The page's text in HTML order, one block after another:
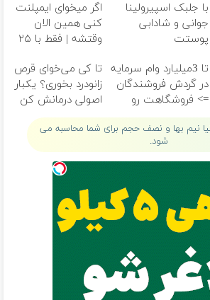
با جلبک اسپیرولینا
جوانی و شادابی
پوستت
اگر میخوای ایمپلنت
کنی همین الان
وقتشه | فقط با ۲۵
تا 3میلیارد وام سرمایه
در گردش فروشندگان
=> فروشگاهت رو
ثبت کن
تا کی می‌خوای قرص
زانودرد بخوری؟ یکبار
اصولی درمانش کن
نیم بها و نصف حجم برای شما محاسبه می
شود.